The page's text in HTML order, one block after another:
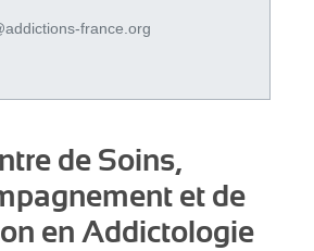
france.org
de Soins,
et de
en Addictologie